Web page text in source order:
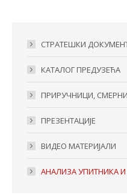
СТРАТЕШКИ
КАТАЛОГ ПРЕДУЗЕЋА
ПРИРУЧНИЦИ,
ПРЕЗЕНТАЦИЈЕ
ВИДЕО МАТЕРИЈАЛИ
АНАЛИЗА УПИТНИКА И